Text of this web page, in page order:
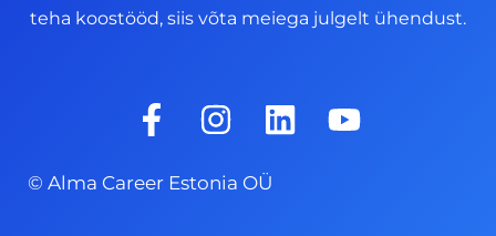
teha koostööd, siis võta meiega julgelt ühendust.
F
a
e
I
n
s
t
L
i
Y
o
© Alma Career Estonia OÜ